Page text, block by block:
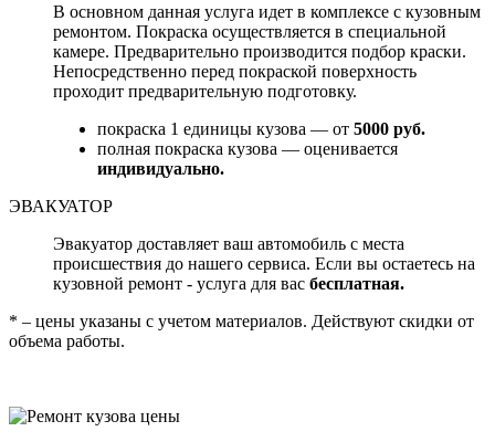
В основном данная услуга идет в комплексе с кузовным
ремонтом. Покраска осуществляется в специальной
камере. Предварительно производится подбор краски.
Непосредственно перед покраской поверхность
проходит предварительную подготовку.
покраска 1 единицы кузова — от 5000 руб.
полная покраска кузова — оценивается
индивидуально.
ЭВАКУАТОР
Эвакуатор доставляет ваш автомобиль с места
происшествия до нашего сервиса. Если вы остаетесь на
кузовной ремонт - услуга для вас бесплатная.
* – цены указаны с учетом материалов. Действуют скидки от
объема работы.